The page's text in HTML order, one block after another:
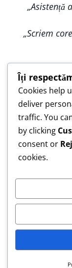
„Asistență
„Scriem
„Construim
lucrare care
„Asistență
Blog
Solicită
Îți
Cookies help
deliver
traffic. You
by clicking
consent or
cookies.